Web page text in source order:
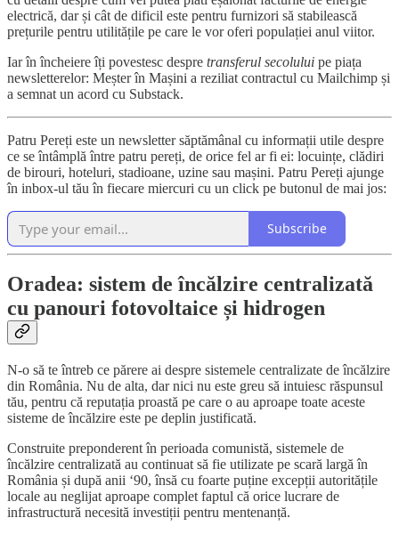
electrică, dar și cât de dificil este pentru furnizori să stabilească
prețurile pentru utilitățile pe care le vor oferi populației anul viitor.
Iar în încheiere îți povestesc despre transferul secolului pe piața
newsletterelor: Meșter în Mașini a reziliat contractul cu Mailchimp și
a semnat un acord cu Substack.
Patru Pereți este un newsletter săptămânal cu informații utile despre
ce se întâmplă între patru pereți, de orice fel ar fi ei: locuințe, clădiri
de birouri, hoteluri, stadioane, uzine sau mașini. Patru Pereți ajunge
în inbox-ul tău în fiecare miercuri cu un click pe butonul de mai jos:
Subscribe
Oradea: sistem de încălzire centralizată
cu panouri fotovoltaice și hidrogen
N-o să te întreb ce părere ai despre sistemele centralizate de încălzire
din România. Nu de alta, dar nici nu este greu să intuiesc răspunsul
tău, pentru că reputația proastă pe care o au aproape toate aceste
sisteme de încălzire este pe deplin justificată.
Construite preponderent în perioada comunistă, sistemele de
încălzire centralizată au continuat să fie utilizate pe scară largă în
România și după anii ‘90, însă cu foarte puține excepții autoritățile
locale au neglijat aproape complet faptul că orice lucrare de
infrastructură necesită investiții pentru mentenanță.